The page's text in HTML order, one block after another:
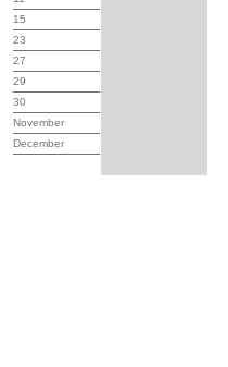
15
23
27
29
30
November
December